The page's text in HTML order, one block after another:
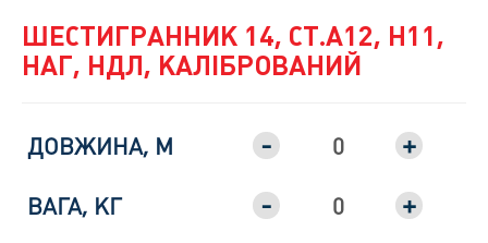
ШЕСТИГРАННИК 14, СТ.А12, H11,
НАГ, НДЛ, КАЛІБРОВАНИЙ
ДОВЖИНА, М - +
ВАГА, КГ - +